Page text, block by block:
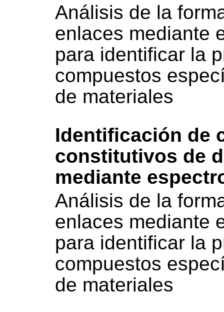
Análisis de la
enlaces mediante
para identificar la
compuestos
de materiales
Identificación de
constitutivos de
mediante
Análisis de la
enlaces mediante
para identificar la
compuestos
de materiales